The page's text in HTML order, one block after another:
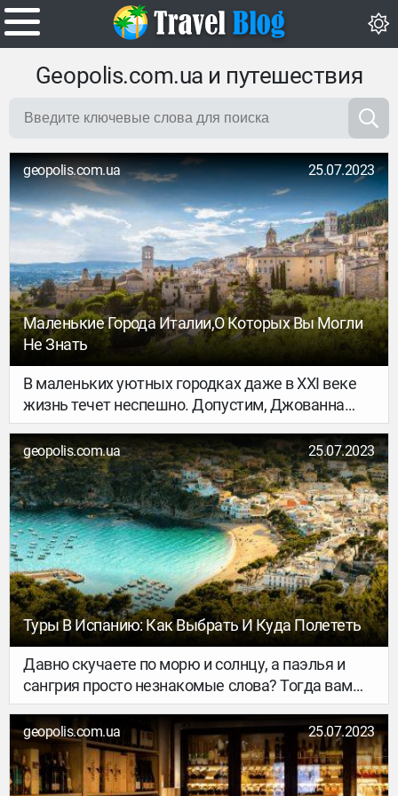
Geopolis.com.ua и путешествия
geopolis.com.ua 25.07.2023
Маленькие Города Италии,о Которых Вы Могли
Не Знать
В маленьких уютных городках даже в ХХI веке
жизнь течет неспешно. Допустим, Джованна
выращивает на огороде овощи и поставляет их в
магазинчик Адриано. Адриано стрижется у Луки.
geopolis.com.ua 25.07.2023
Туры В Испанию: Как Выбрать И Куда Полететь
Давно скучаете по морю и солнцу, а паэлья и
сангрия просто незнакомые слова? Тогда вам
точно следует отправится в авторский тур в
Испанию, чтобы исправить всё и сразу. Цена на
отдых в Испании зависит от набора эмоций и
впечатлений, который вы хотите получить. Эта
самобытная страна заворожит странников
geopolis.com.ua 25.07.2023